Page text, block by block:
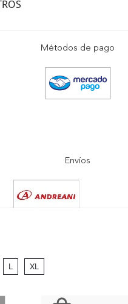
L XL
Métodos de pago
Envíos